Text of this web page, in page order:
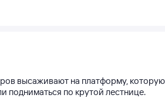
высаживают на платформу,
подниматься по крутой лестнице.